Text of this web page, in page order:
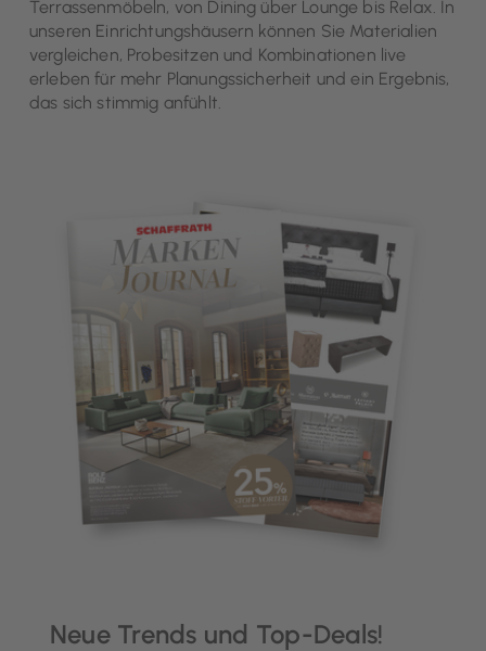
Terrassenmöbeln, von Dining über Lounge bis Relax. In
unseren Einrichtungshäusern können Sie Materialien
vergleichen, Probesitzen und Kombinationen live
erleben für mehr Planungssicherheit und ein Ergebnis,
das sich stimmig anfühlt.
Neue Trends und Top-Deals!